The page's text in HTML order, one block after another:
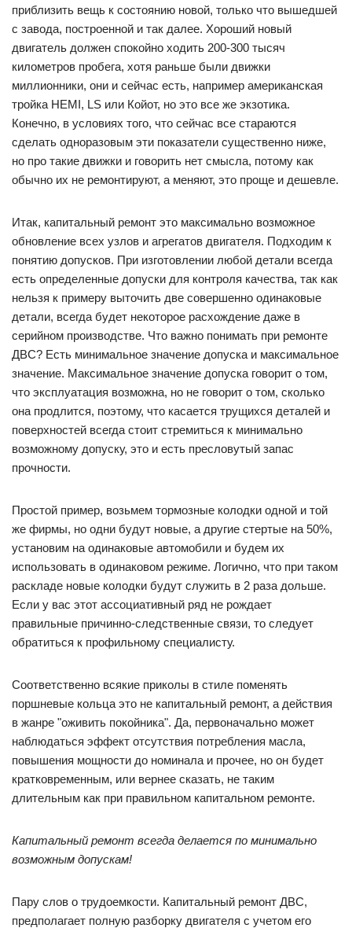
приблизить вещь к состоянию новой, только что вышедшей
с завода, построенной и так далее. Хороший новый
двигатель должен спокойно ходить 200-300 тысяч
километров пробега, хотя раньше были движки
миллионники, они и сейчас есть, например американская
тройка HEMI, LS или Койот, но это все же экзотика.
Конечно, в условиях того, что сейчас все стараются
сделать одноразовым эти показатели существенно ниже,
но про такие движки и говорить нет смысла, потому как
обычно их не ремонтируют, а меняют, это проще и дешевле.
Итак, капитальный ремонт это максимально возможное
обновление всех узлов и агрегатов двигателя. Подходим к
понятию допусков. При изготовлении любой детали всегда
есть определенные допуски для контроля качества, так как
нельзя к примеру выточить две совершенно одинаковые
детали, всегда будет некоторое расхождение даже в
серийном производстве. Что важно понимать при ремонте
ДВС? Есть минимальное значение допуска и максимальное
значение. Максимальное значение допуска говорит о том,
что эксплуатация возможна, но не говорит о том, сколько
она продлится, поэтому, что касается трущихся деталей и
поверхностей всегда стоит стремиться к минимально
возможному допуску, это и есть пресловутый запас
прочности.
Простой пример, возьмем тормозные колодки одной и той
же фирмы, но одни будут новые, а другие стертые на 50%,
установим на одинаковые автомобили и будем их
использовать в одинаковом режиме. Логично, что при таком
раскладе новые колодки будут служить в 2 раза дольше.
Если у вас этот ассоциативный ряд не рождает
правильные причинно-следственные связи, то следует
обратиться к профильному специалисту.
Соответственно всякие приколы в стиле поменять
поршневые кольца это не капитальный ремонт, а действия
в жанре "оживить покойника". Да, первоначально может
наблюдаться эффект отсутствия потребления масла,
повышения мощности до номинала и прочее, но он будет
кратковременным, или вернее сказать, не таким
длительным как при правильном капитальном ремонте.
Капитальный ремонт всегда делается по минимально
возможным допускам!
Пару слов о трудоемкости. Капитальный ремонт ДВС,
предполагает полную разборку двигателя с учетом его